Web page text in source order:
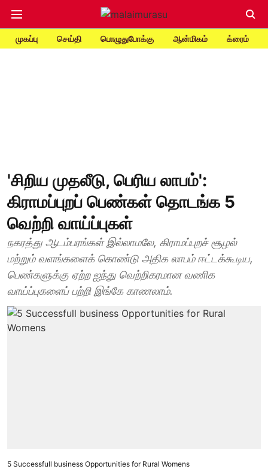
முகப்பு செய்தி பொழுதுபோக்கு ஆன்மிகம் க்ரைம்
'சிறிய முதலீடு, பெரிய லாபம்':
கிராமப்புறப் பெண்கள் தொடங்க 5
வெற்றி வாய்ப்புகள்
நகரத்து ஆடம்பரங்கள் இல்லாமலே, கிராமப்புறச் சூழல்
மற்றும் வளங்களைக் கொண்டு அதிக லாபம் ஈட்டக்கூடிய,
பெண்களுக்கு ஏற்ற ஐந்து வெற்றிகரமான வணிக
வாய்ப்புகளைப் பற்றி இங்கே காணலாம்.
5 Successfull business Opportunities for Rural Womens